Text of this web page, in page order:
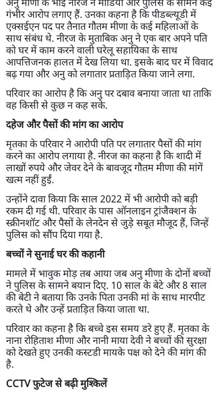
गंभीर आरोप लगाए हैं. उनका कहना है कि पीडब्ल्यूडी में
एक्सईएन पद पर तैनात गौतम मीणा के कई महिलाओं के
साथ संबंध थे. नीरज के मुताबिक अनु ने एक बार अपने पति
को घर में काम करने वाली घरेलू सहायिका के साथ
आपत्तिजनक हालत में देख लिया था. इसके बाद घर में विवाद
बढ़ गया और अनु को लगातार प्रताड़ित किया जाने लगा.
परिवार का आरोप है कि अनु पर दबाव बनाया जाता था ताकि
वह किसी से कुछ न कह सके.
दहेज और पैसों की मांग का आरोप
मृतका के परिवार ने आरोपी पति पर लगातार पैसों की मांग
करने का आरोप लगाया है. नीरज का कहना है कि शादी में
लाखों रुपये और जेवर देने के बावजूद गौतम मीणा की मांगें
खत्म नहीं हुईं.
उन्होंने दावा किया कि साल 2022 में भी आरोपी को बड़ी
रकम दी गई थी. परिवार के पास ऑनलाइन ट्रांजैक्शन के
स्क्रीनशॉट और पैसों के लेनदेन से जुड़े सबूत मौजूद हैं, जिन्हें
पुलिस को सौंप दिया गया है.
बच्चों ने सुनाई घर की कहानी
मामले में भावुक मोड़ तब आया जब अनु मीणा के दोनों बच्चों
ने पुलिस के सामने बयान दिए. 10 साल के बेटे और 8 साल
की बेटी ने बताया कि उनके पिता उनकी मां के साथ मारपीट
करते थे और उन्हें प्रताड़ित किया जाता था.
परिवार का कहना है कि बच्चे इस समय डरे हुए हैं. मृतका के
नाना रोहिताश मीणा और नानी माया देवी ने बच्चों की सुरक्षा
को देखते हुए उनकी कस्टडी मायके पक्ष को देने की मांग की
है.
CCTV फुटेज से बढ़ी मुश्किलें